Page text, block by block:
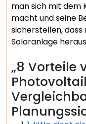
man sich mit dem
macht und seine
sicherstellen,
Solaranlage
„8 Vorteile